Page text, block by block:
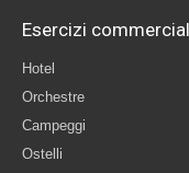
Esercizi
Hotel
Orchestre
Campeggi
Ostelli